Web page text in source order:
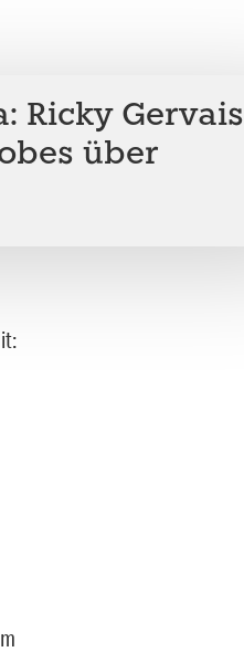
Ricky Gervais
über